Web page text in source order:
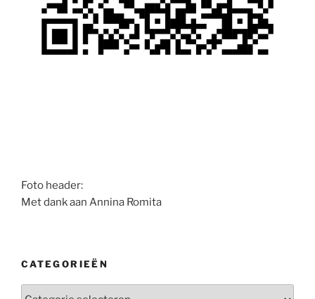
Foto header:
Met dank aan Annina Romita
CATEGORIEËN
Categorieën